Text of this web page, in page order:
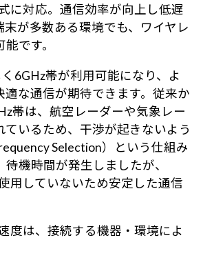
に対応。通信効率が向上し低遅
末が多数ある環境でも、ワイヤレ
です。
6GHz帯が利用可能になり、よ
適な通信が期待できます。従来か
帯は、航空レーダーや気象レー
ているため、干渉が起きないよう
Selection）という仕組み
機時間が発生しましたが、
用していないため安定した通信
度は、接続する機器・環境によ